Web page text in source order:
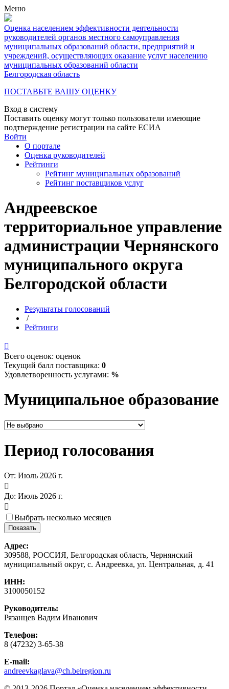
Меню
Оценка населением эффективности деятельности
руководителей органов местного самоуправления
муниципальных образований области, предприятий и
учреждений, осуществляющих оказание услуг населению
муниципальных образований области
Белгородская область
ПОСТАВЬТЕ ВАШУ ОЦЕНКУ
Вход в систему
Поставить оценку могут только пользователи имеющие
подтверждение регистрации на сайте ЕСИА
Войти
О портале
Оценка руководителей
Рейтинги
Рейтинг муниципальных образований
Рейтинг поставщиков услуг
Андреевское
территориальное управление
администрации Чернянского
муниципального округа
Белгородской области
Результаты голосований
/
Рейтинги

Всего оценок: оценок
Текущий балл поставщика: 0
Удовлетворенность услугами: %
Муниципальное образование
Период голосования
От: Июль 2026 г.

До: Июль 2026 г.

Выбрать несколько месяцев
Адрес:
309588, РОССИЯ, Белгородская область, Чернянский
муниципальный округ, с. Андреевка, ул. Центральная, д. 41
ИНН:
3100050152
Руководитель:
Рязанцев Вадим Иванович
Телефон:
8 (47232) 3-65-38
E-mail:
andreevkaglava@ch.belregion.ru